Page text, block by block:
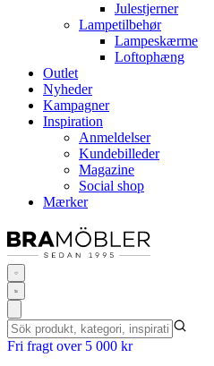
Julestjerner
Lampetilbehør
Lampeskærme
Loftophæng
Outlet
Nyheder
Kampagner
Inspiration
Anmeldelser
Kundebilleder
Magazine
Social shop
Mærker
Fri fragt over 5 000 kr